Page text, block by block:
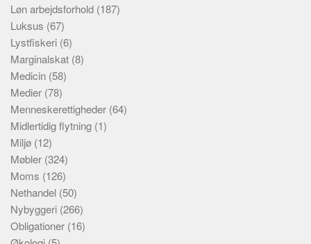
Løn arbejdsforhold (187)
Luksus (67)
Lystfiskeri (6)
Marginalskat (8)
Medicin (58)
Medier (78)
Menneskerettigheder (64)
Midlertidig flytning (1)
Miljø (12)
Møbler (324)
Moms (126)
Nethandel (50)
Nybyggeri (266)
Obligationer (16)